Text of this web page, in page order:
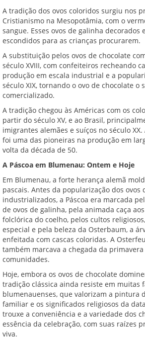
A tradição dos ovos coloridos surgiu nos
Cristianismo na Mesopotâmia, com o
sangue. Esses ovos de galinha decorados
escondidos para as crianças procurarem.
A substituição pelos ovos de chocolate
século XVIII, com confeiteiros recheando
produção em escala industrial e a
século XIX, tornando o ovo de chocolate o
comercializado.
A tradição chegou às Américas com os
partir do século XV, e ao Brasil,
imigrantes alemães e suíços no século
foi uma das pioneiras na produção em
volta da década de 50.
A Páscoa em Blumenau: Ontem e Hoje
Em Blumenau, a forte herança alemã
pascais. Antes da popularização dos ovos
industrializados, a Páscoa era marcada
de ovos de galinha, pela animada caça
folclórica do coelho, pelos cultos
especial e pela beleza da Osterbaum, a
enfeitada com cascas coloridas. A
também marcava a chegada da
comunidades.
Hoje, embora os ovos de chocolate
tradição clássica ainda resiste em muitas
blumenauenses, que valorizam a pintura
familiar e os significados religiosos da
trouxe a conveniência e a variedade dos
essência da celebração, com suas raízes
viva.